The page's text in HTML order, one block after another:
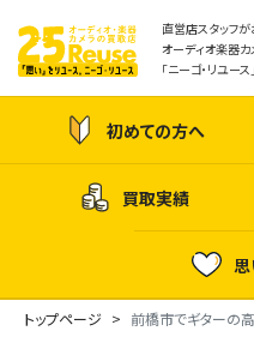
直営店スタッフが
オーディオ楽器
「ニーゴ・リユース」
初めての方へ
買取実績
トップページ 前橋市でギターの